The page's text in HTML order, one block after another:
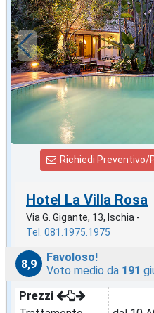
€150,00
a notte
Richiedi Preventivo/
Hotel La Villa Rosa
Via G. Gigante, 13, Ischia -
Tel. 081.1975.1975
8,9
Favoloso!
Voto medio da 191
Prezzi